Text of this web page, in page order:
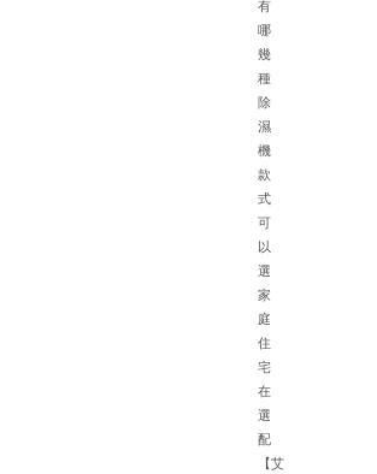
有
哪
幾
種
除
濕
機
款
式
可
以
選
家
庭
住
宅
在
選
配
【艾